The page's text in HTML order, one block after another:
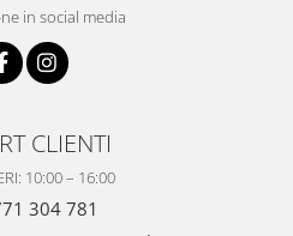
in social media
CLIENTI
10:00 – 16:00
304 781